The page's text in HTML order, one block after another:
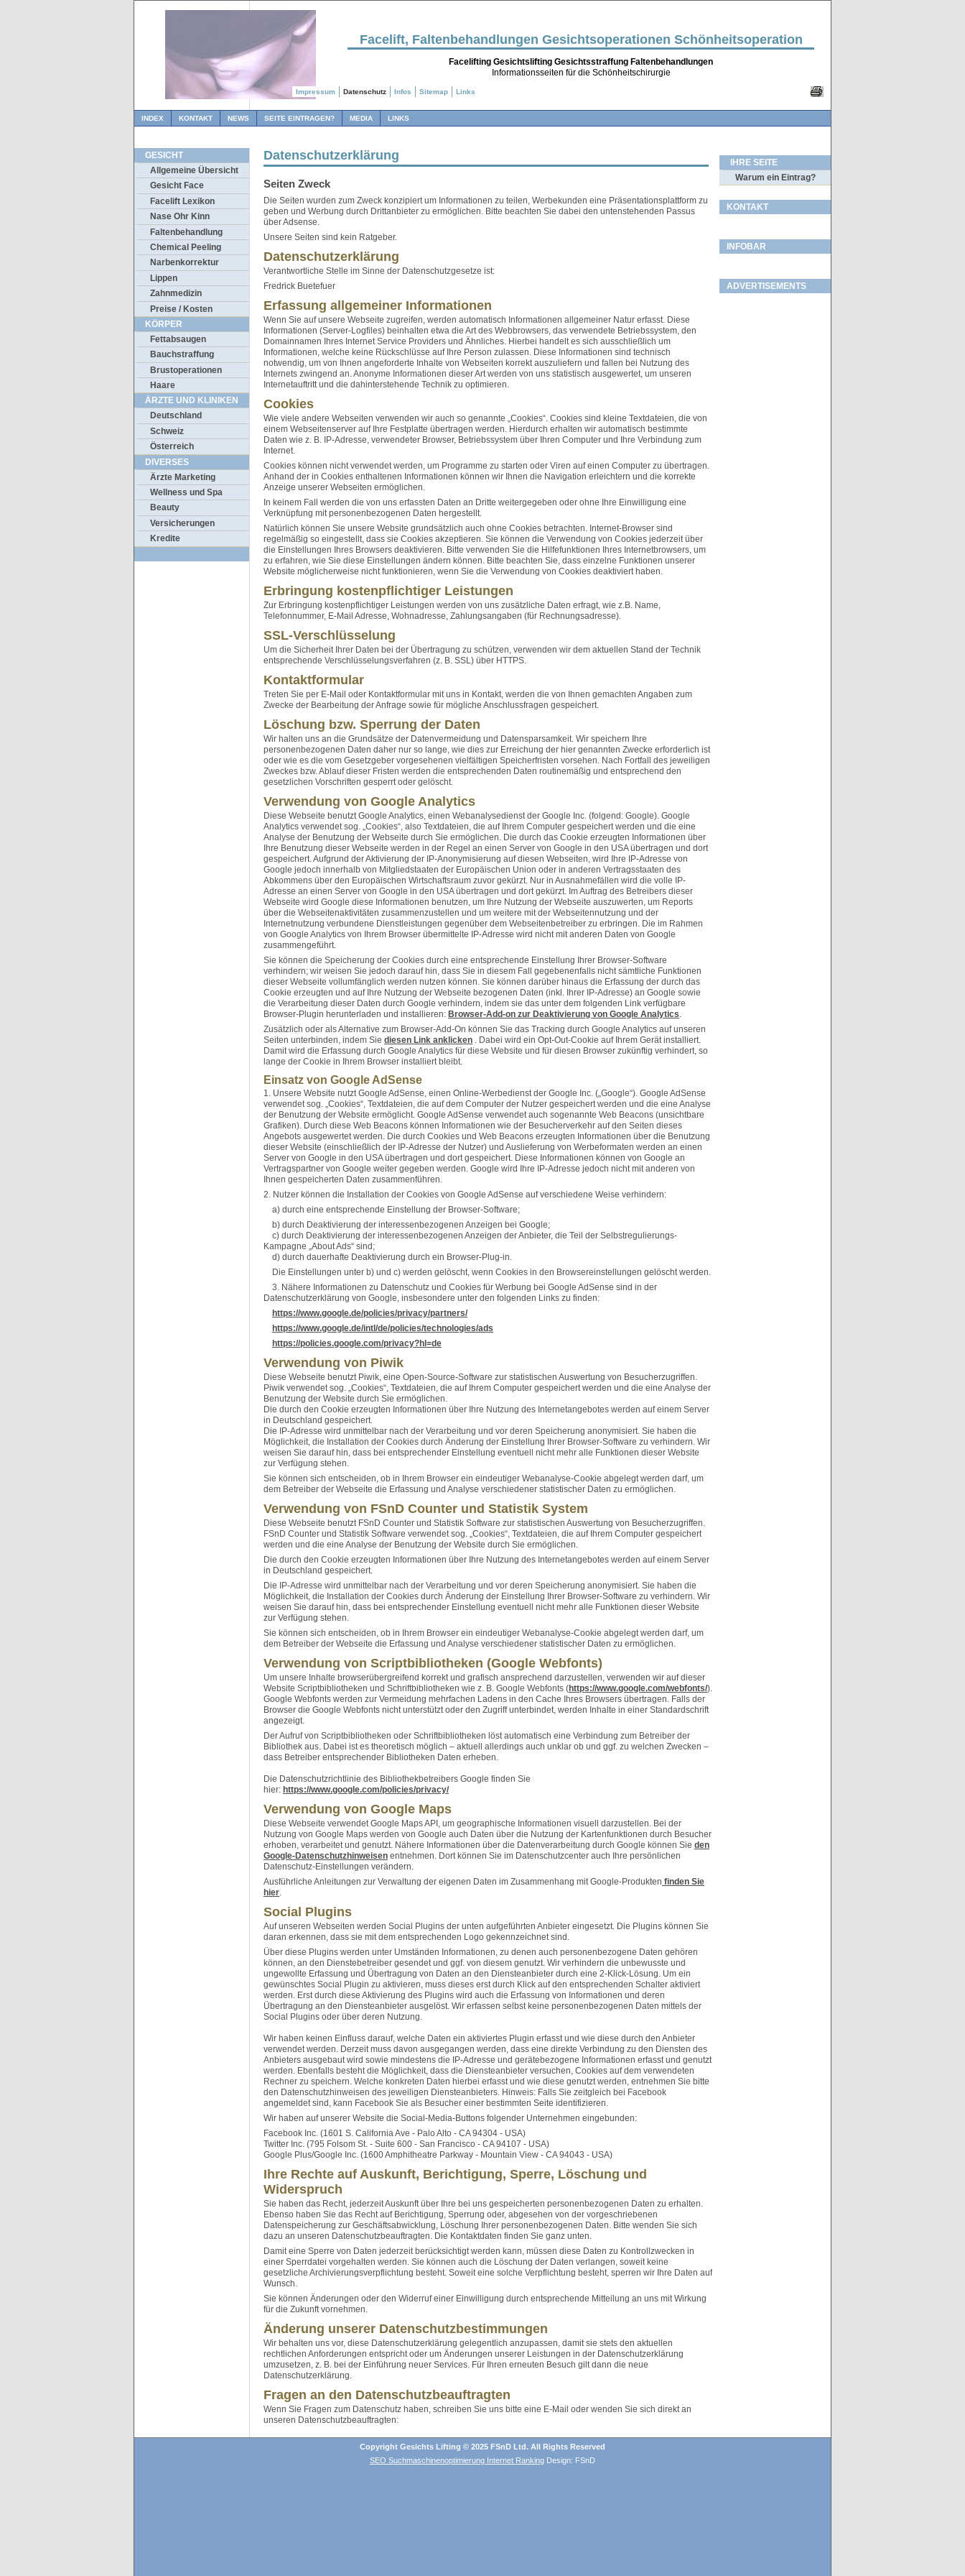
Facelift, Faltenbehandlungen Gesichtsoperationen Schönheitsoperation
Facelifting Gesichtslifting Gesichtsstraffung Faltenbehandlungen
Informationsseiten für die Schönheitschirurgie
INDEX KONTAKT NEWS SEITE EINTRAGEN? MEDIA LINKS
GESICHT
Allgemeine Übersicht
Gesicht Face
Facelift Lexikon
Nase Ohr Kinn
Faltenbehandlung
Chemical Peeling
Narbenkorrektur
Lippen
Zahnmedizin
Preise / Kosten
KÖRPER
Fettabsaugen
Bauchstraffung
Brustoperationen
Haare
ÄRZTE UND KLINIKEN
Deutschland
Schweiz
Österreich
DIVERSES
Ärzte Marketing
Wellness und Spa
Beauty
Versicherungen
Kredite
Datenschutzerklärung
Seiten Zweck
Die Seiten wurden zum Zweck konzipiert um Informationen zu teilen, Werbekunden eine Präsentationsplattform zu
geben und Werbung durch Drittanbieter zu ermöglichen. Bitte beachten Sie dabei den untenstehenden Passus
über Adsense.
Unsere Seiten sind kein Ratgeber.
Datenschutzerklärung
Verantwortliche Stelle im Sinne der Datenschutzgesetze ist:
Fredrick Buetefuer
Erfassung allgemeiner Informationen
Wenn Sie auf unsere Webseite zugreifen, werden automatisch Informationen allgemeiner Natur erfasst. Diese
Informationen (Server-Logfiles) beinhalten etwa die Art des Webbrowsers, das verwendete Betriebssystem, den
Domainnamen Ihres Internet Service Providers und Ähnliches. Hierbei handelt es sich ausschließlich um
Informationen, welche keine Rückschlüsse auf Ihre Person zulassen. Diese Informationen sind technisch
notwendig, um von Ihnen angeforderte Inhalte von Webseiten korrekt auszuliefern und fallen bei Nutzung des
Internets zwingend an. Anonyme Informationen dieser Art werden von uns statistisch ausgewertet, um unseren
Internetauftritt und die dahinterstehende Technik zu optimieren.
Cookies
Wie viele andere Webseiten verwenden wir auch so genannte „Cookies“. Cookies sind kleine Textdateien, die von
einem Webseitenserver auf Ihre Festplatte übertragen werden. Hierdurch erhalten wir automatisch bestimmte
Daten wie z. B. IP-Adresse, verwendeter Browser, Betriebssystem über Ihren Computer und Ihre Verbindung zum
Internet.
Cookies können nicht verwendet werden, um Programme zu starten oder Viren auf einen Computer zu übertragen.
Anhand der in Cookies enthaltenen Informationen können wir Ihnen die Navigation erleichtern und die korrekte
Anzeige unserer Webseiten ermöglichen.
In keinem Fall werden die von uns erfassten Daten an Dritte weitergegeben oder ohne Ihre Einwilligung eine
Verknüpfung mit personenbezogenen Daten hergestellt.
Natürlich können Sie unsere Website grundsätzlich auch ohne Cookies betrachten. Internet-Browser sind
regelmäßig so eingestellt, dass sie Cookies akzeptieren. Sie können die Verwendung von Cookies jederzeit über
die Einstellungen Ihres Browsers deaktivieren. Bitte verwenden Sie die Hilfefunktionen Ihres Internetbrowsers, um
zu erfahren, wie Sie diese Einstellungen ändern können. Bitte beachten Sie, dass einzelne Funktionen unserer
Website möglicherweise nicht funktionieren, wenn Sie die Verwendung von Cookies deaktiviert haben.
Erbringung kostenpflichtiger Leistungen
Zur Erbringung kostenpflichtiger Leistungen werden von uns zusätzliche Daten erfragt, wie z.B. Name,
Telefonnummer, E-Mail Adresse, Wohnadresse, Zahlungsangaben (für Rechnungsadresse).
SSL-Verschlüsselung
Um die Sicherheit Ihrer Daten bei der Übertragung zu schützen, verwenden wir dem aktuellen Stand der Technik
entsprechende Verschlüsselungsverfahren (z. B. SSL) über HTTPS.
Kontaktformular
Treten Sie per E-Mail oder Kontaktformular mit uns in Kontakt, werden die von Ihnen gemachten Angaben zum
Zwecke der Bearbeitung der Anfrage sowie für mögliche Anschlussfragen gespeichert.
Löschung bzw. Sperrung der Daten
Wir halten uns an die Grundsätze der Datenvermeidung und Datensparsamkeit. Wir speichern Ihre
personenbezogenen Daten daher nur so lange, wie dies zur Erreichung der hier genannten Zwecke erforderlich ist
oder wie es die vom Gesetzgeber vorgesehenen vielfältigen Speicherfristen vorsehen. Nach Fortfall des jeweiligen
Zweckes bzw. Ablauf dieser Fristen werden die entsprechenden Daten routinemäßig und entsprechend den
gesetzlichen Vorschriften gesperrt oder gelöscht.
Verwendung von Google Analytics
Diese Webseite benutzt Google Analytics, einen Webanalysedienst der Google Inc. (folgend: Google). Google
Analytics verwendet sog. „Cookies“, also Textdateien, die auf Ihrem Computer gespeichert werden und die eine
Analyse der Benutzung der Webseite durch Sie ermöglichen. Die durch das Cookie erzeugten Informationen über
Ihre Benutzung dieser Webseite werden in der Regel an einen Server von Google in den USA übertragen und dort
gespeichert. Aufgrund der Aktivierung der IP-Anonymisierung auf diesen Webseiten, wird Ihre IP-Adresse von
Google jedoch innerhalb von Mitgliedstaaten der Europäischen Union oder in anderen Vertragsstaaten des
Abkommens über den Europäischen Wirtschaftsraum zuvor gekürzt. Nur in Ausnahmefällen wird die volle IP-
Adresse an einen Server von Google in den USA übertragen und dort gekürzt. Im Auftrag des Betreibers dieser
Webseite wird Google diese Informationen benutzen, um Ihre Nutzung der Webseite auszuwerten, um Reports
über die Webseitenaktivitäten zusammenzustellen und um weitere mit der Webseitennutzung und der
Internetnutzung verbundene Dienstleistungen gegenüber dem Webseitenbetreiber zu erbringen. Die im Rahmen
von Google Analytics von Ihrem Browser übermittelte IP-Adresse wird nicht mit anderen Daten von Google
zusammengeführt.
Sie können die Speicherung der Cookies durch eine entsprechende Einstellung Ihrer Browser-Software
verhindern; wir weisen Sie jedoch darauf hin, dass Sie in diesem Fall gegebenenfalls nicht sämtliche Funktionen
dieser Webseite vollumfänglich werden nutzen können. Sie können darüber hinaus die Erfassung der durch das
Cookie erzeugten und auf Ihre Nutzung der Webseite bezogenen Daten (inkl. Ihrer IP-Adresse) an Google sowie
die Verarbeitung dieser Daten durch Google verhindern, indem sie das unter dem folgenden Link verfügbare
Browser-Plugin herunterladen und installieren: Browser-Add-on zur Deaktivierung von Google Analytics
Zusätzlich oder als Alternative zum Browser-Add-On können Sie das Tracking durch Google Analytics auf unseren
Seiten unterbinden, indem Sie diesen Link anklicken . Dabei wird ein Opt-Out-Cookie auf Ihrem Gerät installiert.
Damit wird die Erfassung durch Google Analytics für diese Website und für diesen Browser zukünftig verhindert, so
lange der Cookie in Ihrem Browser installiert bleibt.
Einsatz von Google AdSense
1. Unsere Website nutzt Google AdSense, einen Online-Werbedienst der Google Inc. („Google“). Google AdSense
verwendet sog. „Cookies“, Textdateien, die auf dem Computer der Nutzer gespeichert werden und die eine Analyse
der Benutzung der Website ermöglicht. Google AdSense verwendet auch sogenannte Web Beacons (unsichtbare
Grafiken). Durch diese Web Beacons können Informationen wie der Besucherverkehr auf den Seiten dieses
Angebots ausgewertet werden. Die durch Cookies und Web Beacons erzeugten Informationen über die Benutzung
dieser Website (einschließlich der IP-Adresse der Nutzer) und Auslieferung von Werbeformaten werden an einen
Server von Google in den USA übertragen und dort gespeichert. Diese Informationen können von Google an
Vertragspartner von Google weiter gegeben werden. Google wird Ihre IP-Adresse jedoch nicht mit anderen von
Ihnen gespeicherten Daten zusammenführen.
2. Nutzer können die Installation der Cookies von Google AdSense auf verschiedene Weise verhindern:
a) durch eine entsprechende Einstellung der Browser-Software;
b) durch Deaktivierung der interessenbezogenen Anzeigen bei Google;
c) durch Deaktivierung der interessenbezogenen Anzeigen der Anbieter, die Teil der Selbstregulierungs-
Kampagne „About Ads“ sind;
d) durch dauerhafte Deaktivierung durch ein Browser-Plug-in.
Die Einstellungen unter b) und c) werden gelöscht, wenn Cookies in den Browsereinstellungen gelöscht werden.
3. Nähere Informationen zu Datenschutz und Cookies für Werbung bei Google AdSense sind in der
Datenschutzerklärung von Google, insbesondere unter den folgenden Links zu finden:
https://www.google.de/policies/privacy/partners/
https://www.google.de/intl/de/policies/technologies/ads
https://policies.google.com/privacy?hl=de
Verwendung von Piwik
Diese Webseite benutzt Piwik, eine Open-Source-Software zur statistischen Auswertung von Besucherzugriffen.
Piwik verwendet sog. „Cookies“, Textdateien, die auf Ihrem Computer gespeichert werden und die eine Analyse der
Benutzung der Website durch Sie ermöglichen.
Die durch den Cookie erzeugten Informationen über Ihre Nutzung des Internetangebotes werden auf einem Server
in Deutschland gespeichert.
Die IP-Adresse wird unmittelbar nach der Verarbeitung und vor deren Speicherung anonymisiert. Sie haben die
Möglichkeit, die Installation der Cookies durch Änderung der Einstellung Ihrer Browser-Software zu verhindern. Wir
weisen Sie darauf hin, dass bei entsprechender Einstellung eventuell nicht mehr alle Funktionen dieser Website
zur Verfügung stehen.
Sie können sich entscheiden, ob in Ihrem Browser ein eindeutiger Webanalyse-Cookie abgelegt werden darf, um
dem Betreiber der Webseite die Erfassung und Analyse verschiedener statistischer Daten zu ermöglichen.
Verwendung von FSnD Counter und Statistik System
Diese Webseite benutzt FSnD Counter und Statistik Software zur statistischen Auswertung von Besucherzugriffen.
FSnD Counter und Statistik Software verwendet sog. „Cookies“, Textdateien, die auf Ihrem Computer gespeichert
werden und die eine Analyse der Benutzung der Website durch Sie ermöglichen.
Die durch den Cookie erzeugten Informationen über Ihre Nutzung des Internetangebotes werden auf einem Server
in Deutschland gespeichert.
Die IP-Adresse wird unmittelbar nach der Verarbeitung und vor deren Speicherung anonymisiert. Sie haben die
Möglichkeit, die Installation der Cookies durch Änderung der Einstellung Ihrer Browser-Software zu verhindern. Wir
weisen Sie darauf hin, dass bei entsprechender Einstellung eventuell nicht mehr alle Funktionen dieser Website
zur Verfügung stehen.
Sie können sich entscheiden, ob in Ihrem Browser ein eindeutiger Webanalyse-Cookie abgelegt werden darf, um
dem Betreiber der Webseite die Erfassung und Analyse verschiedener statistischer Daten zu ermöglichen.
Verwendung von Scriptbibliotheken (Google Webfonts)
Um unsere Inhalte browserübergreifend korrekt und grafisch ansprechend darzustellen, verwenden wir auf dieser
Website Scriptbibliotheken und Schriftbibliotheken wie z. B. Google Webfonts (https://www.google.com/webfonts/).
Google Webfonts werden zur Vermeidung mehrfachen Ladens in den Cache Ihres Browsers übertragen. Falls der
Browser die Google Webfonts nicht unterstützt oder den Zugriff unterbindet, werden Inhalte in einer Standardschrift
angezeigt.
Der Aufruf von Scriptbibliotheken oder Schriftbibliotheken löst automatisch eine Verbindung zum Betreiber der
Bibliothek aus. Dabei ist es theoretisch möglich – aktuell allerdings auch unklar ob und ggf. zu welchen Zwecken –
dass Betreiber entsprechender Bibliotheken Daten erheben.
Die Datenschutzrichtlinie des Bibliothekbetreibers Google finden Sie
hier: https://www.google.com/policies/privacy/
Verwendung von Google Maps
Diese Webseite verwendet Google Maps API, um geographische Informationen visuell darzustellen. Bei der
Nutzung von Google Maps werden von Google auch Daten über die Nutzung der Kartenfunktionen durch Besucher
erhoben, verarbeitet und genutzt. Nähere Informationen über die Datenverarbeitung durch Google können Sie den
Google-Datenschutzhinweisen entnehmen. Dort können Sie im Datenschutzcenter auch Ihre persönlichen
Datenschutz-Einstellungen verändern.
Ausführliche Anleitungen zur Verwaltung der eigenen Daten im Zusammenhang mit Google-Produkten finden Sie
hier
Social Plugins
Auf unseren Webseiten werden Social Plugins der unten aufgeführten Anbieter eingesetzt. Die Plugins können Sie
daran erkennen, dass sie mit dem entsprechenden Logo gekennzeichnet sind.
Über diese Plugins werden unter Umständen Informationen, zu denen auch personenbezogene Daten gehören
können, an den Dienstebetreiber gesendet und ggf. von diesem genutzt. Wir verhindern die unbewusste und
ungewollte Erfassung und Übertragung von Daten an den Diensteanbieter durch eine 2-Klick-Lösung. Um ein
gewünschtes Social Plugin zu aktivieren, muss dieses erst durch Klick auf den entsprechenden Schalter aktiviert
werden. Erst durch diese Aktivierung des Plugins wird auch die Erfassung von Informationen und deren
Übertragung an den Diensteanbieter ausgelöst. Wir erfassen selbst keine personenbezogenen Daten mittels der
Social Plugins oder über deren Nutzung.
Wir haben keinen Einfluss darauf, welche Daten ein aktiviertes Plugin erfasst und wie diese durch den Anbieter
verwendet werden. Derzeit muss davon ausgegangen werden, dass eine direkte Verbindung zu den Diensten des
Anbieters ausgebaut wird sowie mindestens die IP-Adresse und gerätebezogene Informationen erfasst und genutzt
werden. Ebenfalls besteht die Möglichkeit, dass die Diensteanbieter versuchen, Cookies auf dem verwendeten
Rechner zu speichern. Welche konkreten Daten hierbei erfasst und wie diese genutzt werden, entnehmen Sie bitte
den Datenschutzhinweisen des jeweiligen Diensteanbieters. Hinweis: Falls Sie zeitgleich bei Facebook
angemeldet sind, kann Facebook Sie als Besucher einer bestimmten Seite identifizieren.
Wir haben auf unserer Website die Social-Media-Buttons folgender Unternehmen eingebunden:
Facebook Inc. (1601 S. California Ave - Palo Alto - CA 94304 - USA)
Twitter Inc. (795 Folsom St. - Suite 600 - San Francisco - CA 94107 - USA)
Google Plus/Google Inc. (1600 Amphitheatre Parkway - Mountain View - CA 94043 - USA)
Ihre Rechte auf Auskunft, Berichtigung, Sperre, Löschung und
Widerspruch
Sie haben das Recht, jederzeit Auskunft über Ihre bei uns gespeicherten personenbezogenen Daten zu erhalten.
Ebenso haben Sie das Recht auf Berichtigung, Sperrung oder, abgesehen von der vorgeschriebenen
Datenspeicherung zur Geschäftsabwicklung, Löschung Ihrer personenbezogenen Daten. Bitte wenden Sie sich
dazu an unseren Datenschutzbeauftragten. Die Kontaktdaten finden Sie ganz unten.
Damit eine Sperre von Daten jederzeit berücksichtigt werden kann, müssen diese Daten zu Kontrollzwecken in
einer Sperrdatei vorgehalten werden. Sie können auch die Löschung der Daten verlangen, soweit keine
gesetzliche Archivierungsverpflichtung besteht. Soweit eine solche Verpflichtung besteht, sperren wir Ihre Daten auf
Wunsch.
Sie können Änderungen oder den Widerruf einer Einwilligung durch entsprechende Mitteilung an uns mit Wirkung
für die Zukunft vornehmen.
Änderung unserer Datenschutzbestimmungen
Wir behalten uns vor, diese Datenschutzerklärung gelegentlich anzupassen, damit sie stets den aktuellen
rechtlichen Anforderungen entspricht oder um Änderungen unserer Leistungen in der Datenschutzerklärung
umzusetzen, z. B. bei der Einführung neuer Services. Für Ihren erneuten Besuch gilt dann die neue
Datenschutzerklärung.
Fragen an den Datenschutzbeauftragten
Wenn Sie Fragen zum Datenschutz haben, schreiben Sie uns bitte eine E-Mail oder wenden Sie sich direkt an
unseren Datenschutzbeauftragten:
IHRE SEITE
Warum ein Eintrag?
KONTAKT
INFOBAR
ADVERTISEMENTS
Copyright Gesichts Lifting © 2025 FSnD Ltd. All Rights Reserved
SEO Suchmaschinenoptimierung Internet Ranking Design: FSnD
Impressum Datenschutz Infos Sitemap Links